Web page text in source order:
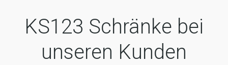
KS123 Schränke bei
unseren Kunden